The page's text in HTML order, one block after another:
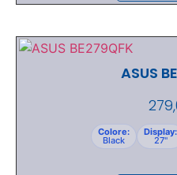
ASUS
Colore:
Black
Display:
27"